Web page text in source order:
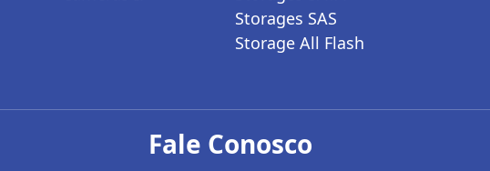
Storages SAS
Storage All Flash
Fale Conosco